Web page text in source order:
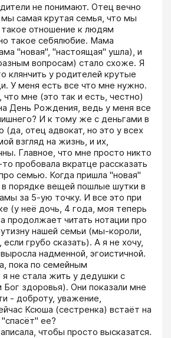
не понимают. Отец вечно
самая крутая семья, что мы
отношение к людям
такое себялюбие. Мама
"новая", "настоящая" ушла), и
вопросам) стало схоже. Я
клянчить у родителей крутые
У меня есть все что мне нужно.
что мне (это так и есть, честно)
День Рождения, ведь у меня все
И к тому же с деньгами в
(да, отец адвокат, но это у всех
взгляд на жизнь, и их,
Главное, что мне просто никто
пробовала вкратце рассказать
семью. Когда пришла "новая"
в порядке вещей пошлые шутки в
за 5-ую точку. И все это при
(у неё дочь, 4 года, моя теперь
продолжает читать нотации про
нашей семьи (мы-короли,
грубо сказать). А я не хочу,
надменной, эгоистичной.
пока по семейным
не стала жить у дедушки с
здоровья). Они показали мне
- доброту, уважение,
Ксюша (сестренка) встаёт на
ее?
чтобы просто высказатся.